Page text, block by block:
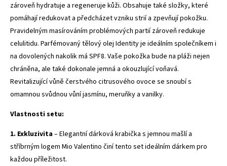
zároveň hydratuje a regeneruje kůži. Obsahuje také složky, které
pomáhají redukovat a předcházet vzniku strií a zpevňují pokožku.
Pravidelným masírováním problémových partií zároveň redukuje
celulitidu. Parfémovaný tělový olej Identity je ideálním společníkem i
na dovolených nakolik má SPF8. Vaše pokožka bude na pláži nejen
chráněna, ale také dokonale jemná a okouzlující voňavá.
Revitalizující vůně čerstvého citrusového ovoce se snoubí s
omamnou svůdnou vůní jasmínu, meruňky a vanilky.
Vlastnosti setu:
1. Exkluzivita– Elegantní dárková krabička s jemnou mašlí a
stříbrným logem Mio Valentino činí tento set ideálním dárkem pro
každou příležitost.